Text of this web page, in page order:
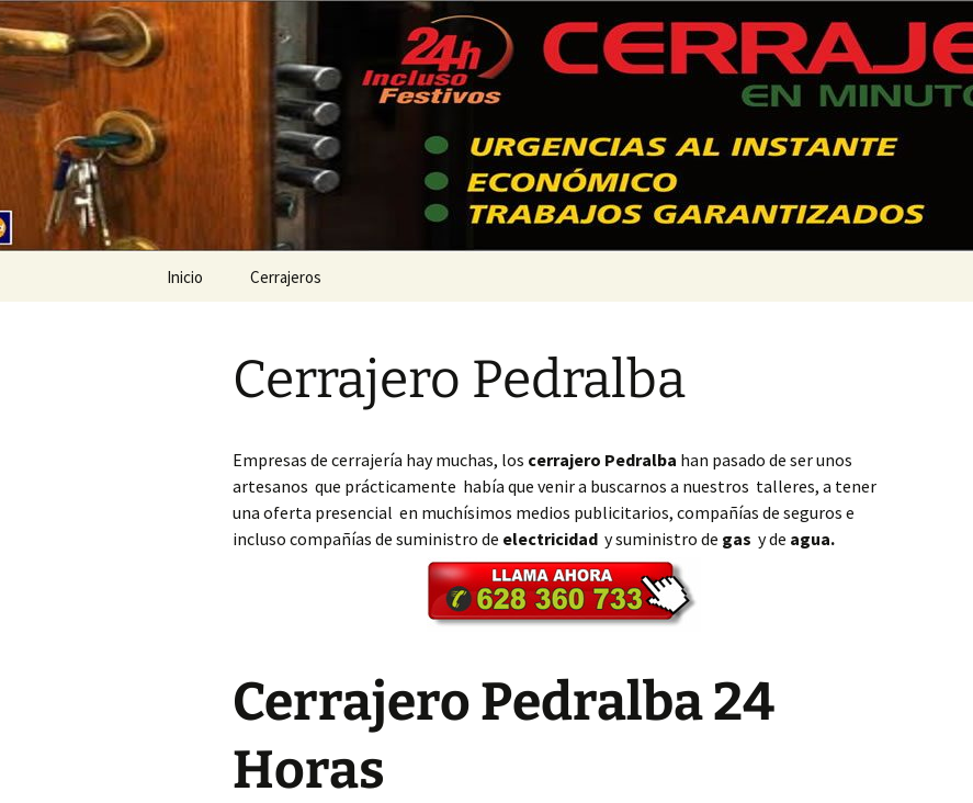
Ir
al
contenido
Cerrajeros Valencia – 628
Inicio Cerrajeros
Cerrajero Ador
Cerrajero Aielo de
Malferit
Cerrajero Aielo de Rugat
Cerrajero Albal
Cerrajero Albalat de la
Ribera
Cerrajero Pedralba
Empresas de cerrajería hay muchas, los cerrajero Pedralba han pasado de ser unos
artesanos que prácticamente había que venir a buscarnos a nuestros talleres, a tener
una oferta presencial en muchísimos medios publicitarios, compañías de seguros e
incluso compañías de suministro de electricidad y suministro de gas y de agua.
Cerrajero Pedralba 24
Horas